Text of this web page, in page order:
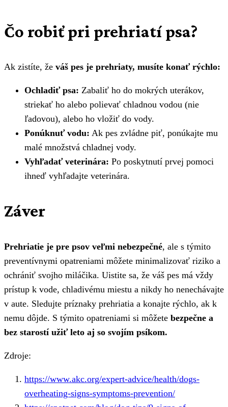
Čo robiť pri prehriatí psa?
Ak zistíte, že váš pes je prehriaty, musíte konať rýchlo:
Ochladiť psa: Zabaliť ho do mokrých uterákov,
striekať ho alebo polievať chladnou vodou (nie
ľadovou), alebo ho vložiť do vody.
Ponúknuť vodu: Ak pes zvládne piť, ponúkajte mu
malé množstvá chladnej vody.
Vyhľadať veterinára: Po poskytnutí prvej pomoci
ihneď vyhľadajte veterinára.
Záver
Prehriatie je pre psov veľmi nebezpečné, ale s týmito
preventívnymi opatreniami môžete minimalizovať riziko a
ochrániť svojho miláčika. Uistite sa, že váš pes má vždy
prístup k vode, chladivému miestu a nikdy ho nenechávajte
v aute. Sledujte príznaky prehriatia a konajte rýchlo, ak k
nemu dôjde. S týmito opatreniami si môžete bezpečne a
bez starostí užiť leto aj so svojím psíkom.
Zdroje:
https://www.akc.org/expert-advice/health/dogs-
overheating-signs-symptoms-prevention/